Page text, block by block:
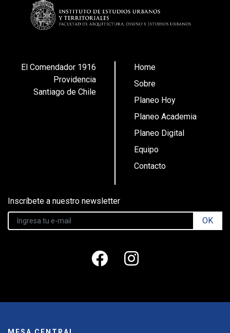
El Comendador 1916
Providencia
Santiago de Chile
Home
Sobre
Planeo Hoy
Planeo Academia
Planeo Digital
Equipo
Contacto
Inscríbete a nuestro newsletter
OK